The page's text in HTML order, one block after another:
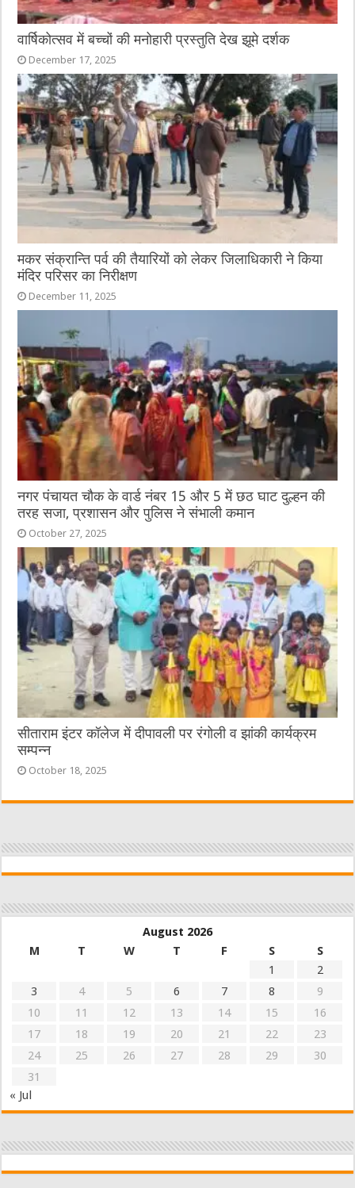
वार्षिकोत्सव में बच्चों की मनोहारी प्रस्तुति देख झूमे दर्शक
December 17, 2025
मकर संक्रान्ति पर्व की तैयारियों को लेकर जिलाधिकारी ने किया
मंदिर परिसर का निरीक्षण
December 11, 2025
नगर पंचायत चौक के वार्ड नंबर 15 और 5 में छठ घाट दुल्हन की
तरह सजा, प्रशासन और पुलिस ने संभाली कमान
October 27, 2025
सीताराम इंटर कॉलेज में दीपावली पर रंगोली व झांकी कार्यक्रम
सम्पन्न
October 18, 2025
August 2026
M
T W T F S
S
1
2
3
4 5 6 7 8
9
10
11 12 13 14 15
16
17
18 19 20 21 22
23
24
25 26 27 28 29
30
31
« Jul